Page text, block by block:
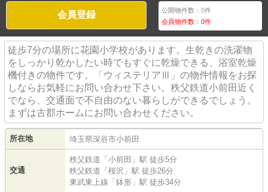
会員登録 公開物件数：0件
会員物件数：0件
徒歩7分の場所に花園小学校があります。生乾きの洗濯物
をしっかり乾かしたい時でもすぐに乾燥できる、浴室乾燥
機付きの物件です。「ウィステリアⅢ」の物件情報をお探
しならお気軽にお問い合わせ下さい。秩父鉄道小前田近く
でなら、交通面で不自由のない暮らしができるでしょう。
まずは古郡ホームにお問い合わせください。
所在地 埼玉県深谷市小前田
交通
秩父鉄道 「小前田 」駅 徒歩5分
秩父鉄道 「桜沢 」駅 徒歩26分
東武東上線 「鉢形 」駅 徒歩34分